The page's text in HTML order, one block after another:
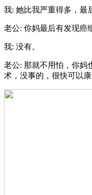
我: 她比我严重得多，最
老公: 你妈最后有发现癌
我: 没有。
老公: 那就不用怕，你妈
术，没事的，很快可以康